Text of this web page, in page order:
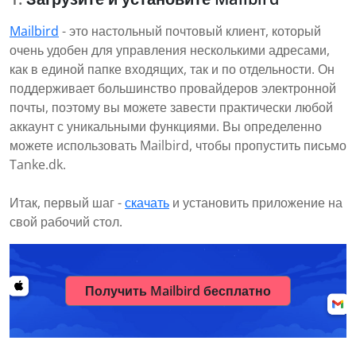
Mailbird - это настольный почтовый клиент, который
очень удобен для управления несколькими адресами,
как в единой папке входящих, так и по отдельности. Он
поддерживает большинство провайдеров электронной
почты, поэтому вы можете завести практически любой
аккаунт с уникальными функциями. Вы определенно
можете использовать Mailbird, чтобы пропустить письмо
Tanke.dk.
Итак, первый шаг -скачать и установить приложение на
свой рабочий стол.
Получить Mailbird бесплатно